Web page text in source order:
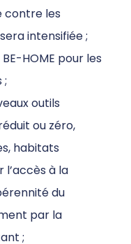
contre les
intensifiée ;
HOME pour les
;
outils
ou zéro,
habitats
à la
du
par la
;